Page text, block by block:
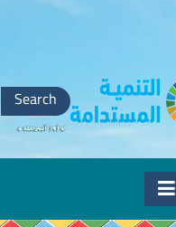
Search
for: